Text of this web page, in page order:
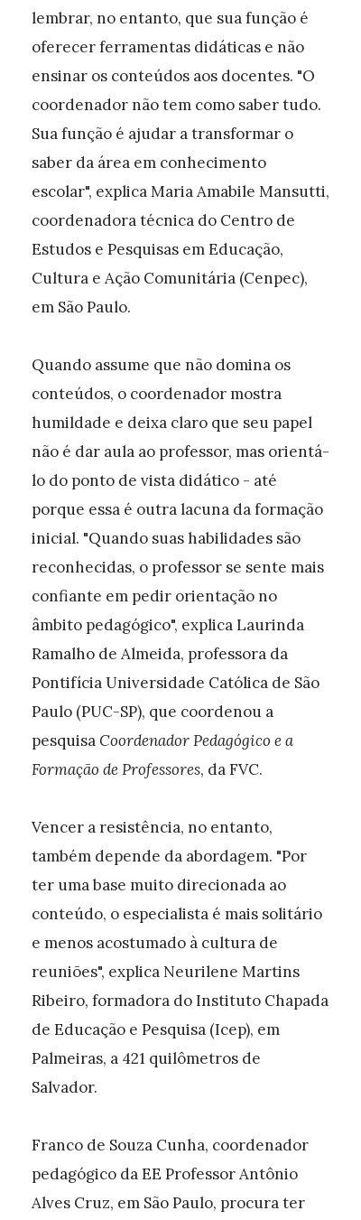
lembrar, no entanto, que sua função é
oferecer ferramentas didáticas e não
ensinar os conteúdos aos docentes. "O
coordenador não tem como saber tudo.
Sua função é ajudar a transformar o
saber da área em conhecimento
escolar", explica Maria Amabile Mansutti,
coordenadora técnica do Centro de
Estudos e Pesquisas em Educação,
Cultura e Ação Comunitária (Cenpec),
em São Paulo.
Quando assume que não domina os
conteúdos, o coordenador mostra
humildade e deixa claro que seu papel
não é dar aula ao professor, mas orientá-
lo do ponto de vista didático - até
porque essa é outra lacuna da formação
inicial. "Quando suas habilidades são
reconhecidas, o professor se sente mais
confiante em pedir orientação no
âmbito pedagógico", explica Laurinda
Ramalho de Almeida, professora da
Pontifícia Universidade Católica de São
Paulo (PUC-SP), que coordenou a
pesquisaCoordenador Pedagógico e a
Formação de Professores, da FVC.
Vencer a resistência, no entanto,
também depende da abordagem. "Por
ter uma base muito direcionada ao
conteúdo, o especialista é mais solitário
e menos acostumado à cultura de
reuniões", explica Neurilene Martins
Ribeiro, formadora do Instituto Chapada
de Educação e Pesquisa (Icep), em
Palmeiras, a 421 quilômetros de
Salvador.
Franco de Souza Cunha, coordenador
pedagógico da EE Professor Antônio
Alves Cruz, em São Paulo, procura ter